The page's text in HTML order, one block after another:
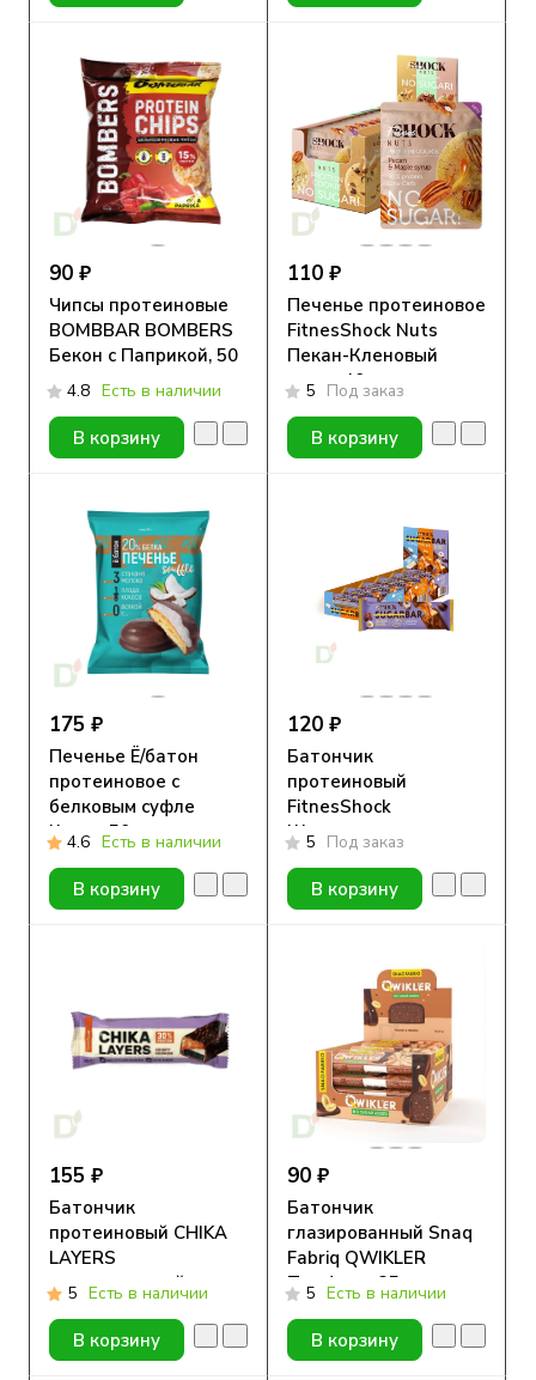
90 ₽
Чипсы протеиновые
BOMBBAR BOMBERS
Бекон с Паприкой, 50
гр 4.8 Есть в наличии
В корзину
110 ₽
Печенье протеиновое
FitnesShock Nuts
Пекан-Кленовый
сироп 40гр.
5 Под заказ
В корзину
175 ₽
Печенье Ё/батон
протеиновое с
белковым суфле
Кокос, 50г
4.6 Есть в наличии
В корзину
120 ₽
Батончик
протеиновый
FitnesShock
Шоколадная
карамель-фундук
50гр.
5 Под заказ
В корзину
155 ₽
Батончик
протеиновый CHIKA
LAYERS
глазированный
Хрустящее печенье с
двойным шоколадом,
60гр.
5 Есть в наличии
В корзину
90 ₽
Батончик
глазированный Snaq
Fabriq QWIKLER
Трюфель, 35 гр
5 Есть в наличии
В корзину